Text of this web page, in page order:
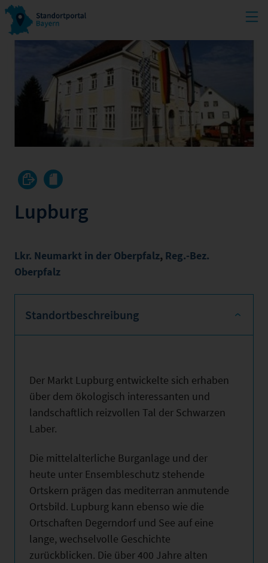
Lupburg
Lkr. Neumarkt in der Oberpfalz, Reg.-Bez.
Oberpfalz
Standortbeschreibung
Der Markt Lupburg entwickelte sich erhaben
über dem ökologisch interessanten und
landschaftlich reizvollen Tal der Schwarzen
Laber.
Die mittelalterliche Burganlage und der
heute unter Ensembleschutz stehende
Ortskern prägen das mediterran anmutende
Ortsbild. Lupburg kann ebenso wie die
Ortschaften Degerndorf und See auf eine
lange, wechselvolle Geschichte
zurückblicken. Die über 400 Jahre alten